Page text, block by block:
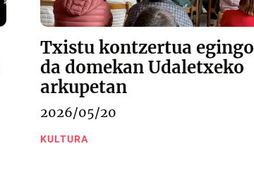
Txistu kontzertua egingo
da domekan Udaletxeko
arkupetan
2026/05/20
KULTURA